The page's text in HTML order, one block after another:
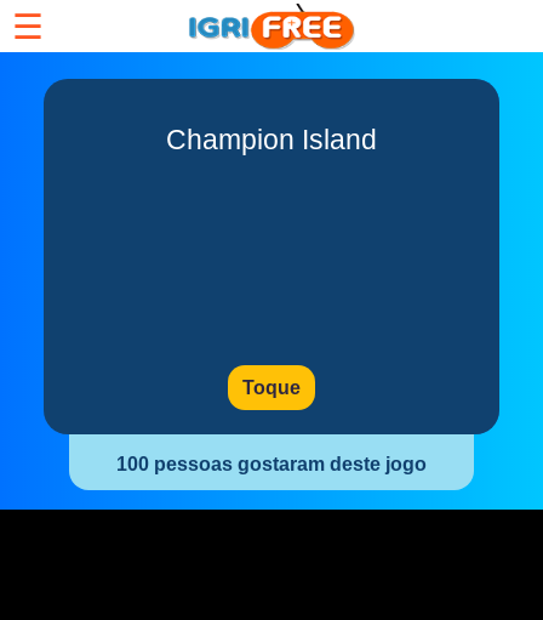
☰
Champion Island
Toque
100 pessoas gostaram deste jogo